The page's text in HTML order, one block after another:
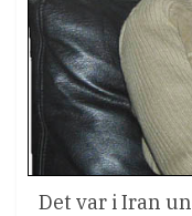
Det var i Iran